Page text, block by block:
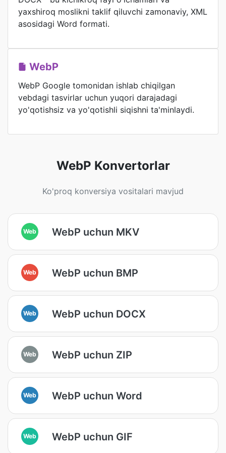
yaxshiroq moslikni taklif qiluvchi zamonaviy, XML
asosidagi Word formati.
WebP
WebP Google tomonidan ishlab chiqilgan
vebdagi tasvirlar uchun yuqori darajadagi
yo'qotishsiz va yo'qotishli siqishni ta'minlaydi.
WebP Konvertorlar
Ko'proq konversiya vositalari mavjud
Web WebP uchun MKV
Web WebP uchun BMP
Web WebP uchun DOCX
Web WebP uchun ZIP
Web WebP uchun Word
Web WebP uchun GIF